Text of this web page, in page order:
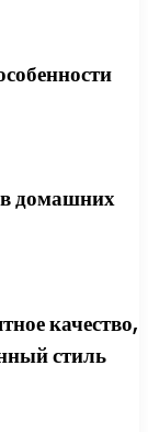
домашних
качество,
стиль